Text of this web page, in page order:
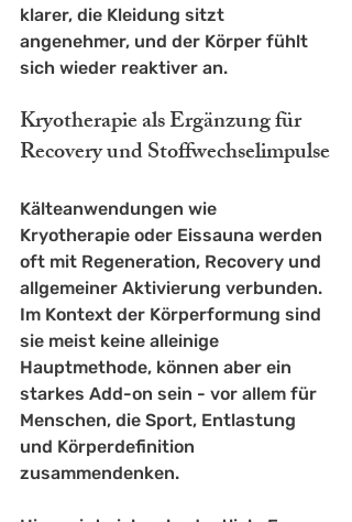
klarer, die Kleidung sitzt
angenehmer, und der Körper fühlt
sich wieder reaktiver an.
Kryotherapie als Ergänzung für
Recovery und Stoffwechselimpulse
Kälteanwendungen wie
Kryotherapie oder Eissauna werden
oft mit Regeneration, Recovery und
allgemeiner Aktivierung verbunden.
Im Kontext der Körperformung sind
sie meist keine alleinige
Hauptmethode, können aber ein
starkes Add-on sein - vor allem für
Menschen, die Sport, Entlastung
und Körperdefinition
zusammendenken.